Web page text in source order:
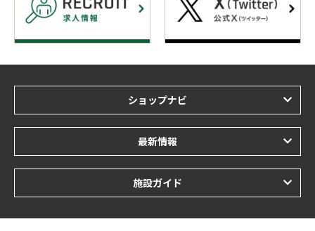
ショップナビ
最新情報
施設ガイド